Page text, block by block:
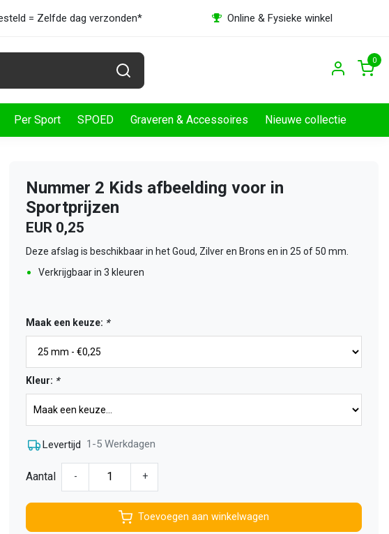
= Zelfde dag verzonden* Online & Fysieke winkel
0
Per Sport SPOED Graveren & Accessoires Nieuwe collectie
Nummer 2 Kids afbeelding voor in
Sportprijzen
EUR 0,25
Deze afslag is beschikbaar in het Goud, Zilver en Brons en in 25 of 50 mm.
Verkrijgbaar in 3 kleuren
Maak een keuze: *
Kleur: *
Levertijd 1-5 Werkdagen
Aantal - +
Toevoegen aan winkelwagen